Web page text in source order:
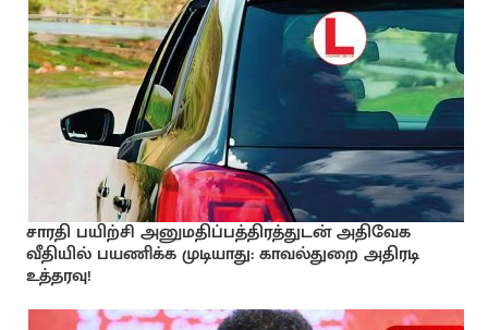
சாரதி பயிற்சி அனுமதிப்பத்திரத்துடன் அதிவேக
வீதியில் பயணிக்க முடியாது: காவல்துறை அதிரடி
உத்தரவு!